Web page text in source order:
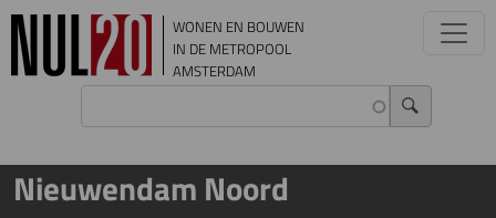
Overslaan en naar de inhoud gaan
WONEN EN BOUWEN
IN DE METROPOOL
AMSTERDAM
Nieuwendam Noord